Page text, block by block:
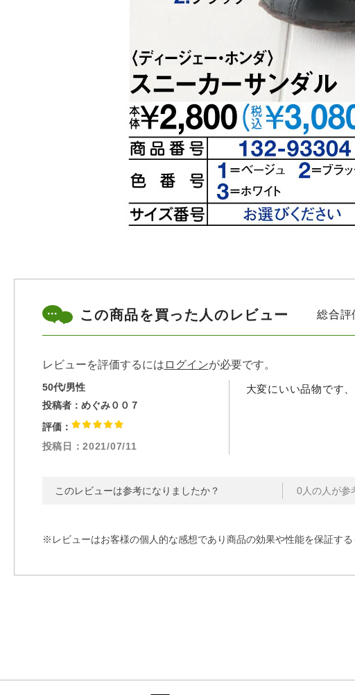
この商品を買った人のレビュー 総合評
レビューを評価するには ログインが必要です。
50代/男性
投稿者： めぐみ００７
評価：
投稿日：2021/07/11
大変にいい品物です
このレビューは参考になりましたか？ 0人の人が参
※レビューはお客様の個人的な感想であり商品の効果や性能を保証する